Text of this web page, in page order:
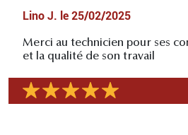
Lino J. le 25/02/2025
Merci au technicien pour ses
et la qualité de son travail